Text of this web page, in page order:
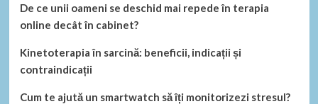
De ce unii oameni se deschid mai repede în terapia
online decât în cabinet?
Kinetoterapia în sarcină: beneficii, indicații și
contraindicații
Cum te ajută un smartwatch să îți monitorizezi stresul?